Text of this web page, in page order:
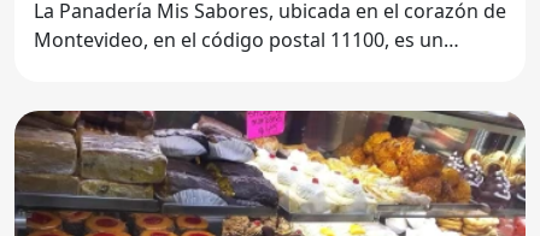
La Panadería Mis Sabores, ubicada en el corazón de
Montevideo, en el código postal 11100, es un